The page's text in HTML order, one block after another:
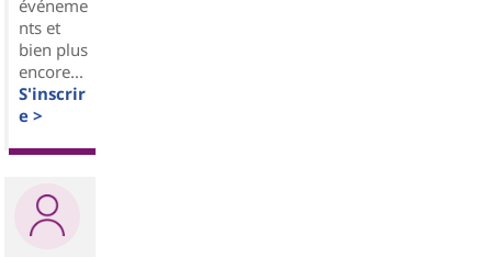
événeme
nts et
bien plus
encore...
S'inscrir
e >